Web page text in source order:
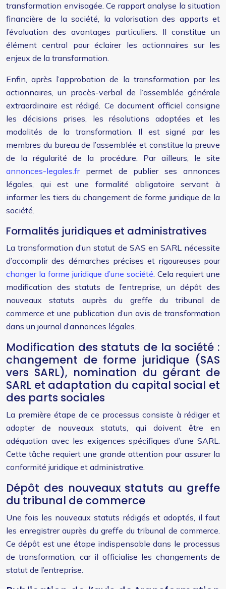
transformation envisagée. Ce rapport analyse la situation
financière de la société, la valorisation des apports et
l’évaluation des avantages particuliers. Il constitue un
élément central pour éclairer les actionnaires sur les
enjeux de la transformation.
Enfin, après l’approbation de la transformation par les
actionnaires, un procès-verbal de l’assemblée générale
extraordinaire est rédigé. Ce document officiel consigne
les décisions prises, les résolutions adoptées et les
modalités de la transformation. Il est signé par les
membres du bureau de l’assemblée et constitue la preuve
de la régularité de la procédure. Par ailleurs, le site
annonces-legales.frpermet de publier ses annonces
légales, qui est une formalité obligatoire servant à
informer les tiers du changement de forme juridique de la
société.
Formalités juridiques et administratives
La transformation d’un statut de SAS en SARL nécessite
d’accomplir des démarches précises et rigoureuses pour
changer la forme juridique d’une société. Cela requiert une
modification des statuts de l’entreprise, un dépôt des
nouveaux statuts auprès du greffe du tribunal de
commerce et une publication d’un avis de transformation
dans un journal d’annonces légales.
Modification des statuts de la société :
changement de forme juridique (SAS
vers SARL), nomination du gérant de
SARL et adaptation du capital social et
des parts sociales
La première étape de ce processus consiste à rédiger et
adopter de nouveaux statuts, qui doivent être en
adéquation avec les exigences spécifiques d’une SARL.
Cette tâche requiert une grande attention pour assurer la
conformité juridique et administrative.
Dépôt des nouveaux statuts au greffe
du tribunal de commerce
Une fois les nouveaux statuts rédigés et adoptés, il faut
les enregistrer auprès du greffe du tribunal de commerce.
Ce dépôt est une étape indispensable dans le processus
de transformation, car il officialise les changements de
statut de l’entreprise.